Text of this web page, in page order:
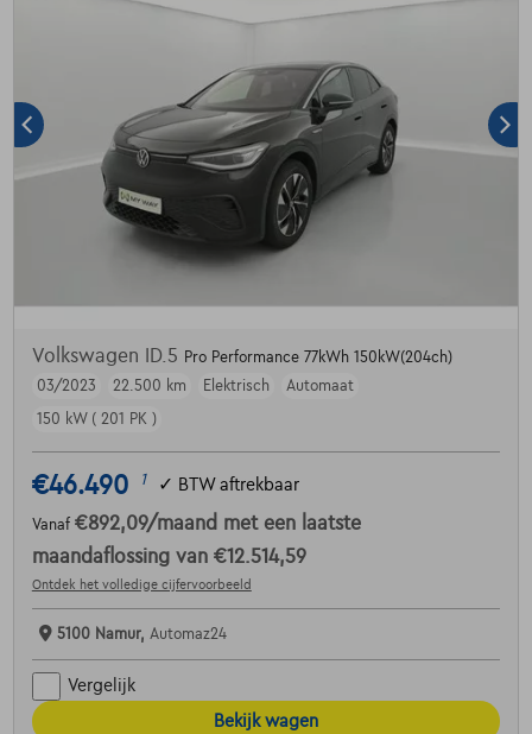
Volkswagen ID.5 Pro Performance 77kWh 150kW(204ch)
03/2023
22.500 km Elektrisch
Automaat
150 kW ( 201 PK )
€46.490 1 ✓ BTW aftrekbaar
Vanaf €892,09/maand met een laatste
maandaflossing van €12.514,59
Ontdek het volledige cijfervoorbeeld
5100 Namur, Automaz24
Vergelijk
Bekijk wagen